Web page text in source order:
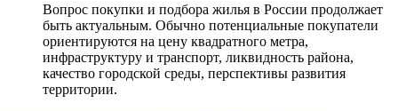
Вопрос покупки и подбора жилья в России продолжает
быть актуальным. Обычно потенциальные покупатели
ориентируются на цену квадратного метра,
инфраструктуру и транспорт, ликвидность района,
качество городской среды, перспективы развития
территории.